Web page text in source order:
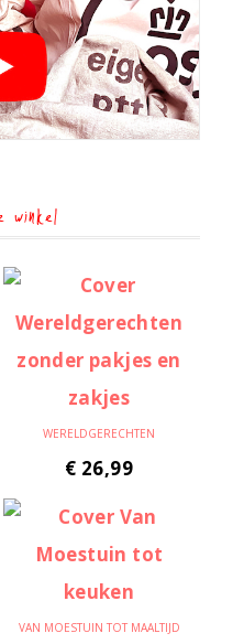
winkel
WERELDGERECHTEN
€ 26,99
VAN MOESTUIN TOT MAALTIJD